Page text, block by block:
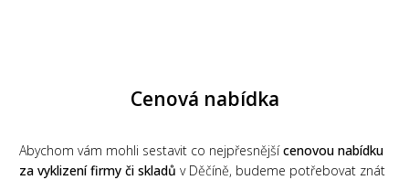
Cenová nabídka
Abychom vám mohli sestavit co nejpřesnějšícenovou nabídku
za vyklizení firmy či skladů v Děčíně, budeme potřebovat znát